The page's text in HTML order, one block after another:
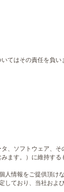
てはその責任を負い
、ソフトウェア、
ます。）に維持す
人情報をご提供頂け
しており、当社およ